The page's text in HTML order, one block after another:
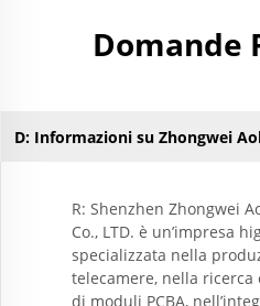
Domande
D: Informazioni su Zhongwei
R: Shenzhen Zhongwei
Co., LTD. è un’impresa
specializzata nella
telecamere, nella
di moduli PCBA,